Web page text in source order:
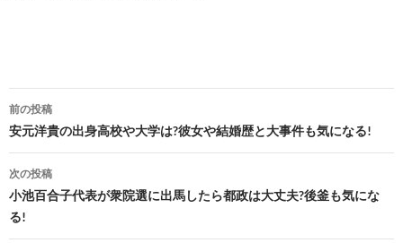
投
稿
ナ
ビ
ゲ
前の投稿
安元洋貴の出身高校や大学は?彼女や結婚歴と大事件も気になる!
次の投稿
小池百合子代表が衆院選に出馬したら都政は大丈夫?後釜も気にな
る!